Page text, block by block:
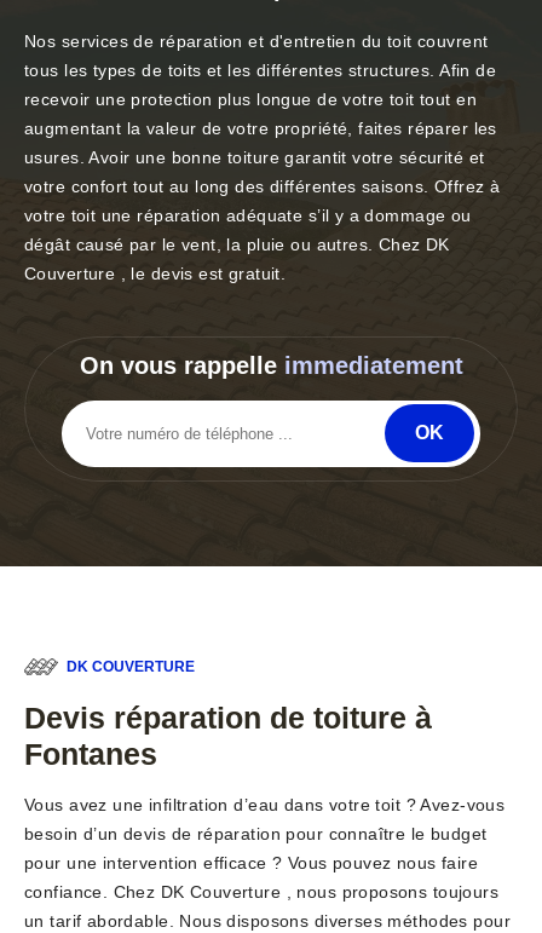
Nos services de réparation et d'entretien du toit couvrent
tous les types de toits et les différentes structures. Afin de
recevoir une protection plus longue de votre toit tout en
augmentant la valeur de votre propriété, faites réparer les
usures. Avoir une bonne toiture garantit votre sécurité et
votre confort tout au long des différentes saisons. Offrez à
votre toit une réparation adéquate s’il y a dommage ou
dégât causé par le vent, la pluie ou autres. Chez DK
Couverture , le devis est gratuit.
On vous rappelle immediatement
DK COUVERTURE
Devis réparation de toiture à
Fontanes
Vous avez une infiltration d’eau dans votre toit ? Avez-vous
besoin d’un devis de réparation pour connaître le budget
pour une intervention efficace ? Vous pouvez nous faire
confiance. Chez DK Couverture , nous proposons toujours
un tarif abordable. Nous disposons diverses méthodes pour